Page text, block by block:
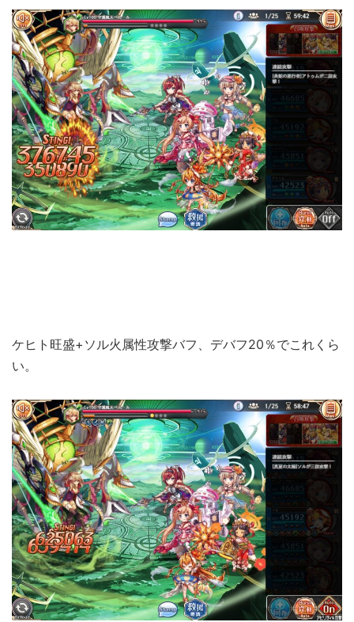
ケヒト旺盛+ソル火属性攻撃バフ、デバフ20％でこれくら
い。